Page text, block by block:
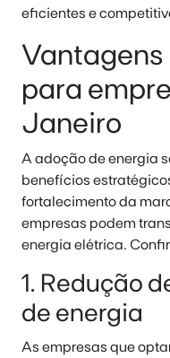
eficientes e
Vantagens
para
Janeiro
A adoção de energia
benefícios
fortalecimento da
empresas podem
energia elétrica.
1. Redução
de energia
As empresas que